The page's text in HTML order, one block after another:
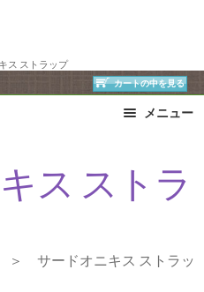
ス ストラップ
カートの中を見る
メニュー
ピアス・イヤリング
運勢で選ぶ
パワーストーン一覧
ス ストラ
＞ サードオニキス ストラッ